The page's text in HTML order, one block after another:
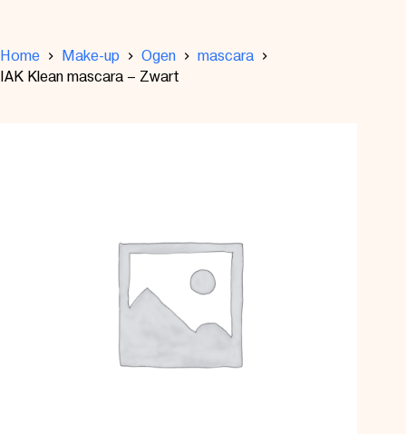
Home Make-up Ogen
mascara
IAK Klean mascara – Zwart